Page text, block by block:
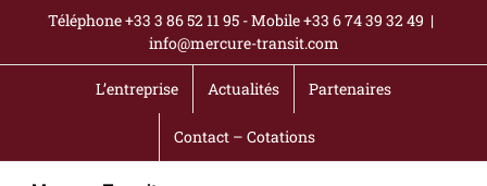
Passer
contenu
Téléphone +33 3 86 52 11 95 - Mobile +33 6 74 39 32 49 |
info@mercure-transit.com
L’entreprise Actualités Partenaires
Contact – Cotations